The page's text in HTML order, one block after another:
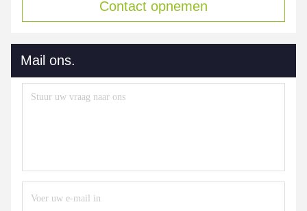
Contact opnemen
Mail ons.